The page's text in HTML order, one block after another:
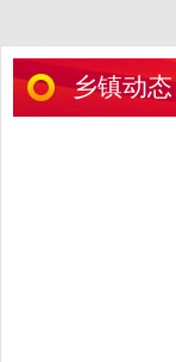
乡镇动态